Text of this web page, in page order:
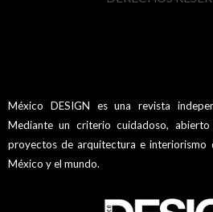
México DESIGN es una revista
Mediante un criterio cuidadoso,
proyectos de arquitectura e interiorismo
México y el mundo.